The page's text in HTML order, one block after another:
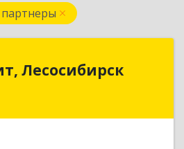
Лесосибирск
Бит, Лесосибирск
край, Лесосибирск г,